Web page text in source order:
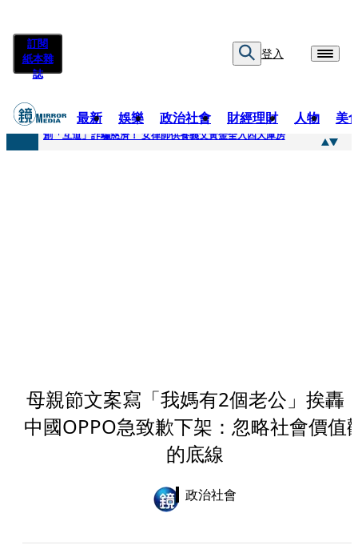
訂閱
紙本雜
誌
登入
最新 娛樂 政治社會 財經理財 人物 美
快訊
創「互道」詐騙慈濟！ 女律師供養義父黃金全入四大庫房
母親節文案寫「我媽有2個老公」挨
中國OPPO急致歉下架：忽略社會價值
的底線
政治社會